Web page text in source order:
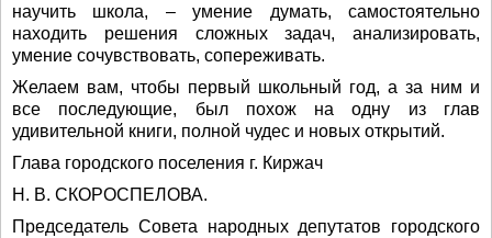
научить школа, – умение думать, самостоятельно
находить решения сложных задач, анализировать,
умение сочувствовать, сопереживать.
Желаем вам, чтобы первый школьный год, а за ним и
все последующие, был похож на одну из глав
удивительной книги, полной чудес и новых открытий.
Глава городского поселения г. Киржач
Н. В. СКОРОСПЕЛОВА.
Председатель Совета народных депутатов городского